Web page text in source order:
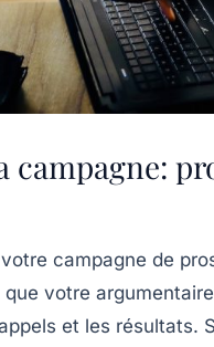
campagne:
campagne de
votre
et les résultats.